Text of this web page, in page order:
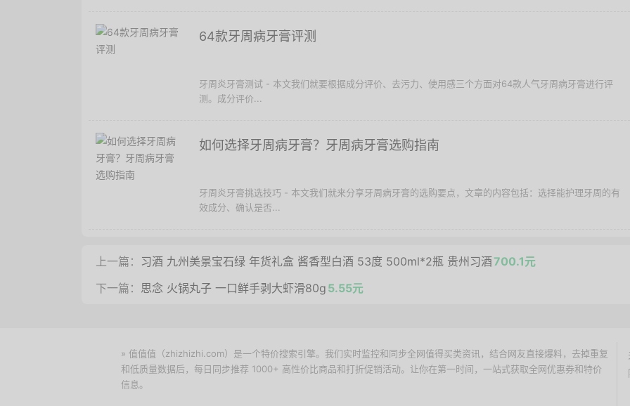
64款牙周病牙膏评测
牙周炎牙膏测试 - 本文我们就要根据成分评价、去污力、使用感三个方面对64款人气牙周病牙膏进行评
测。成分评价...
如何选择牙周病牙膏？牙周病牙膏选购指南
牙周炎牙膏挑选技巧 - 本文我们就来分享牙周病牙膏的选购要点，文章的内容包括：选择能护理牙周的有
效成分、确认是否...
上一篇： 习酒 九州美景宝石绿 年货礼盒 酱香型白酒 53度 500ml*2瓶 贵州习酒700.1元
下一篇： 思念 火锅丸子 一口鲜手剥大虾滑80g 5.55元
» 值值值（zhizhizhi.com）是一个特价搜索引擎。我们实时监控和同步全网值得买类资讯，结合网友直接爆料，去掉重复
和低质量数据后，每日同步推荐 1000+ 高性价比商品和打折促销活动。让你在第一时间，一站式获取全网优惠券和特价
信息。